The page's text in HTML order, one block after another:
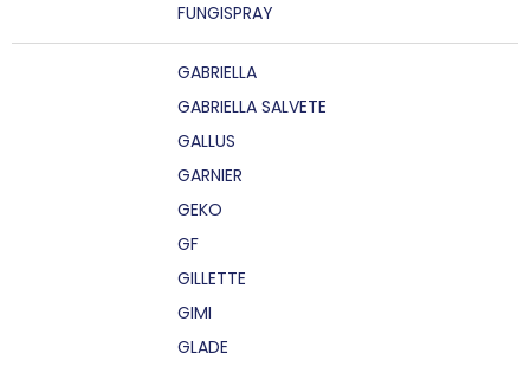
FUNGISPRAY
GABRIELLA
GABRIELLA SALVETE
GALLUS
GARNIER
GEKO
GF
GILLETTE
GIMI
GLADE